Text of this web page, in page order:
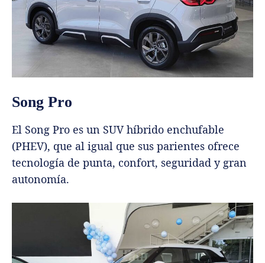
Song Pro
El Song Pro es un SUV híbrido enchufable
(PHEV), que al igual que sus parientes ofrece
tecnología de punta, confort, seguridad y gran
autonomía.